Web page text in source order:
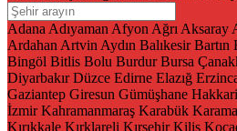
Adana Adıyaman Afyon Ağrı Aksaray
Ardahan Artvin Aydın Balıkesir Bartın
Bingöl Bitlis Bolu Burdur Bursa
Diyarbakır Düzce Edirne Elazığ
Gaziantep Giresun Gümüşhane Hakkari
İzmir Kahramanmaraş Karabük
Kırıkkale Kırklareli Kırşehir Kilis